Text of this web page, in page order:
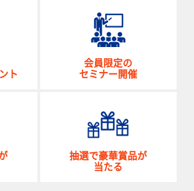
ト
会員限定の
セミナー開催
抽選で豪華賞品が
当たる